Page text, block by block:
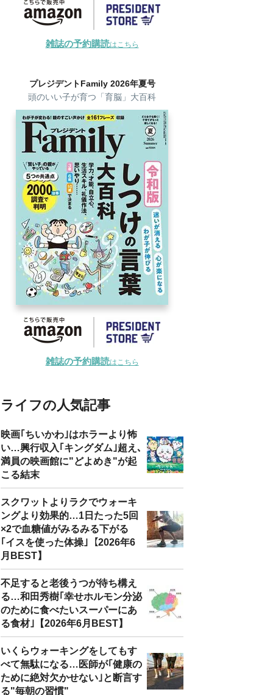
雑誌の予約購読はこちら
プレジデントFamily 2026年夏号
頭のいい子が育つ「育脳」大百科
雑誌の予約購読はこちら
ライフの人気記事
映画｢ちいかわ｣はホラーより怖
い…興行収入｢キングダム｣超え､
満員の映画館に"どよめき"が起
こる結末
スクワットよりラクでウォーキ
ングより効果的…1日たった5回
×2で血糖値がみるみる下がる
｢イスを使った体操｣【2026年6
月BEST】
不足すると老後うつが待ち構え
る…和田秀樹｢幸せホルモン分泌
のために食べたいスーパーにあ
る食材｣【2026年6月BEST】
いくらウォーキングをしてもす
べて無駄になる…医師が｢健康の
ために絶対欠かせない｣と断言す
る"毎朝の習慣"